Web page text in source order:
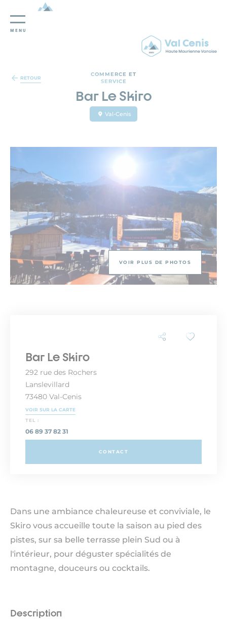
Panneau de gestion des cookies
MENU
RETOUR
COMMERCE ET
SERVICE
Bar Le Skiro
Val-Cenis
VOIR PLUS DE PHOTOS
Dans une ambiance chaleureuse et conviviale, le
Skiro vous accueille toute la saison au pied des
pistes, sur sa belle terrasse plein Sud ou à
l'intérieur, pour déguster spécialités de
montagne, douceurs ou cocktails.
Description
Bar Le Skiro
292 rue des Rochers
Lanslevillard
73480 Val-Cenis
VOIR SUR LA CARTE
TEL :
06 89 37 82 31
CONTACT